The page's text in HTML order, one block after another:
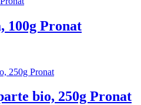
100g Pronat
bio, 250g Pronat